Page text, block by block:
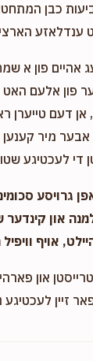
כבן
ענדלאזע
אהיים פון א
פון אלעם האט
אן דעם
מיר
די לעכטיגע
גרויסע
און
אויף וויפיל
און
זיין